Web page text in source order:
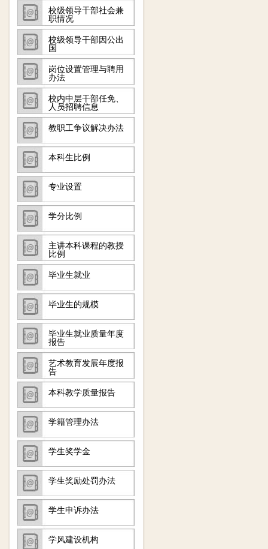
校级领导干部社会兼
职情况
校级领导干部因公出
国
岗位设置管理与聘用
办法
校内中层干部任免、
人员招聘信息
教职工争议解决办法
本科生比例
专业设置
学分比例
主讲本科课程的教授
比例
毕业生就业
毕业生的规模
毕业生就业质量年度
报告
艺术教育发展年度报
告
本科教学质量报告
学籍管理办法
学生奖学金
学生奖励处罚办法
学生申诉办法
学风建设机构